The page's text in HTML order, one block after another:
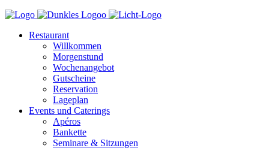
Restaurant
Willkommen
Morgenstund
Wochenangebot
Gutscheine
Reservation
Lageplan
Events und Caterings
Apéros
Bankette
Seminare & Sitzungen